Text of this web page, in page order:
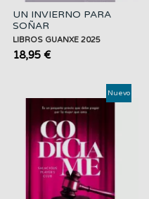
UN INVIERNO PARA
SOÑAR
LIBROS GUANXE 2025
18,95 €
Nuevo